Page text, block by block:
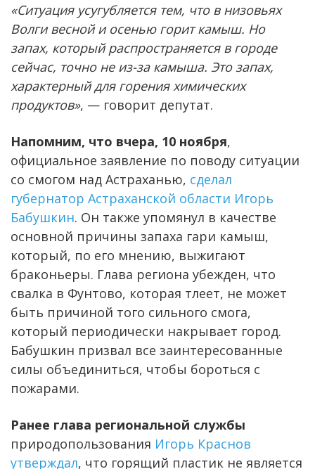
«Ситуация усугубляется тем, что в низовьях
Волги весной и осенью горит камыш. Но
запах, который распространяется в городе
сейчас, точно не из-за камыша. Это запах,
характерный для горения химических
продуктов», — говорит депутат.
Напомним, что вчера, 10 ноября,
официальное заявление по поводу ситуации
со смогом над Астраханью, сделал
губернатор Астраханской области Игорь
Бабушкин. Он также упомянул в качестве
основной причины запаха гари камыш,
который, по его мнению, выжигают
браконьеры. Глава региона убежден, что
свалка в Фунтово, которая тлеет, не может
быть причиной того сильного смога,
который периодически накрывает город.
Бабушкин призвал все заинтересованные
силы объединиться, чтобы бороться с
пожарами.
Ранее глава региональной службы
природопользования Игорь Краснов
утверждал, что горящий пластик не является